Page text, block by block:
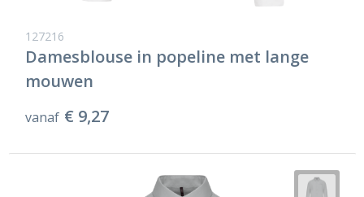
127216
Damesblouse in popeline met lange
mouwen
vanaf € 9,27